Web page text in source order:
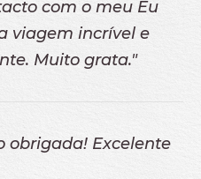
com o meu Eu
viagem incrível e
Muito grata."
obrigada! Excelente